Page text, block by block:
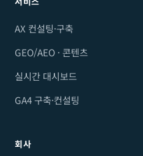
AX 컨설팅·구축
GEO/AEO · 콘텐츠
실시간 대시보드
GA4 구축·컨설팅
회사